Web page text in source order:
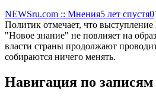
NEWSru.com :: Мнения5 лет спустя0
Политик отмечает, что
"Новое знание" не повлияет на
власти страны продолжают
собираются ничего менять.
Навигация по записям